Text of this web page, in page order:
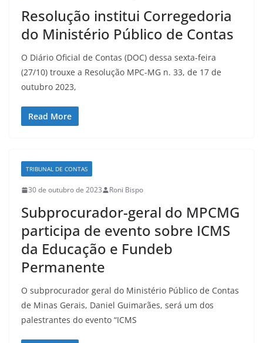
Resolução institui Corregedoria
do Ministério Público de Contas
O Diário Oficial de Contas (DOC) dessa sexta-feira
(27/10) trouxe a Resolução MPC-MG n. 33, de 17 de
outubro 2023,
Read More
TRIBUNAL DE CONTAS
30 de outubro de 2023 Roni Bispo
Subprocurador-geral do MPCMG
participa de evento sobre ICMS
da Educação e Fundeb
Permanente
O subprocurador geral do Ministério Público de Contas
de Minas Gerais, Daniel Guimarães, será um dos
palestrantes do evento “ICMS